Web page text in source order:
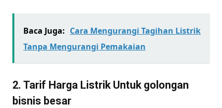
Baca Juga: Cara Mengurangi Tagihan Listrik
Tanpa Mengurangi Pemakaian
2. Tarif Harga Listrik Untuk golongan
bisnis besar